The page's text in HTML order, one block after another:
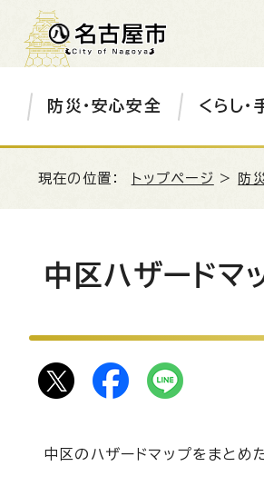
防災・安心安全 くらし・
現在の位置： トップページ > 防
中区ハザードマ
中区のハザードマップをまとめ